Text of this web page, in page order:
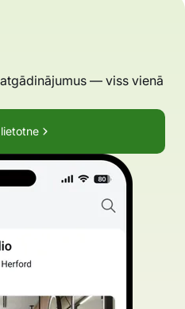
— viss vienā